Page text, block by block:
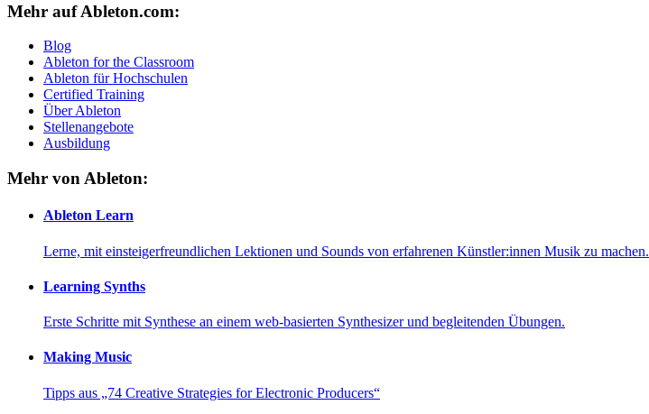
Mehr auf Ableton.com:
Blog
Ableton for the Classroom
Ableton für Hochschulen
Certified Training
Über Ableton
Stellenangebote
Ausbildung
Mehr von Ableton:
Ableton Learn
Lerne, mit einsteigerfreundlichen Lektionen und Sounds von erfahrenen Künstler:innen Musik zu machen.
Learning Synths
Erste Schritte mit Synthese an einem web-basierten Synthesizer und begleitenden Übungen.
Making Music
Tipps aus „74 Creative Strategies for Electronic Producers“